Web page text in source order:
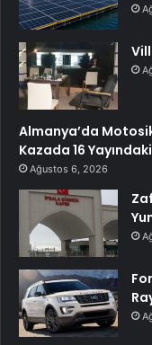
Almanya’da
Kazada 16
Ağustos 6, 2026